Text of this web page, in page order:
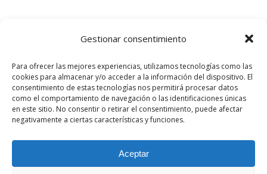
Gestionar consentimiento
Para ofrecer las mejores experiencias, utilizamos tecnologías como las
cookies para almacenar y/o acceder a la información del dispositivo. El
consentimiento de estas tecnologías nos permitirá procesar datos
como el comportamiento de navegación o las identificaciones únicas
en este sitio. No consentir o retirar el consentimiento, puede afectar
negativamente a ciertas características y funciones.
Aceptar